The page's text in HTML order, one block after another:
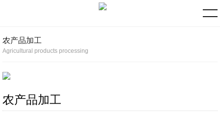
农产品加工
Agricultural products processing
农产品加工